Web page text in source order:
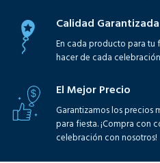
Calidad Garantizada
En cada producto para tu
hacer de cada
El Mejor Precio
Garantizamos los precios
para fiesta. ¡Compra con
celebración con nosotros!